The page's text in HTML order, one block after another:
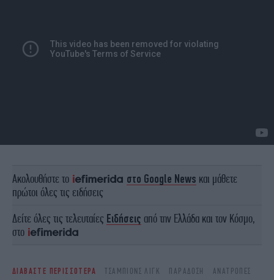
Ακολουθήστε το στο Google News και μάθετε
πρώτοι όλες τις ειδήσεις
Δείτε όλες τις τελευταίες Ειδήσεις από την Ελλάδα και τον Κόσμο,
στο
ΔΙΑΒΑΣΤΕ ΠΕΡΙΣΣΟΤΕΡΑ ΤΣΆΜΠΙΟΝΣ ΛΙΓΚ ΠΑΡΆΔΟΣΗ ΑΝΑΤΡΟΠΈΣ